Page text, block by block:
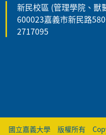
新民校區 (管理學院、獸
600023嘉義市新民路
2717095
國立嘉義大學 版權所有